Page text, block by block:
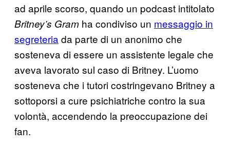
ad aprile scorso, quando un podcast intitolato
Britney’s Gram ha condiviso un messaggio in
segreteria da parte di un anonimo che
sosteneva di essere un assistente legale che
aveva lavorato sul caso di Britney. L’uomo
sosteneva che i tutori costringevano Britney a
sottoporsi a cure psichiatriche contro la sua
volontà, accendendo la preoccupazione dei
fan.